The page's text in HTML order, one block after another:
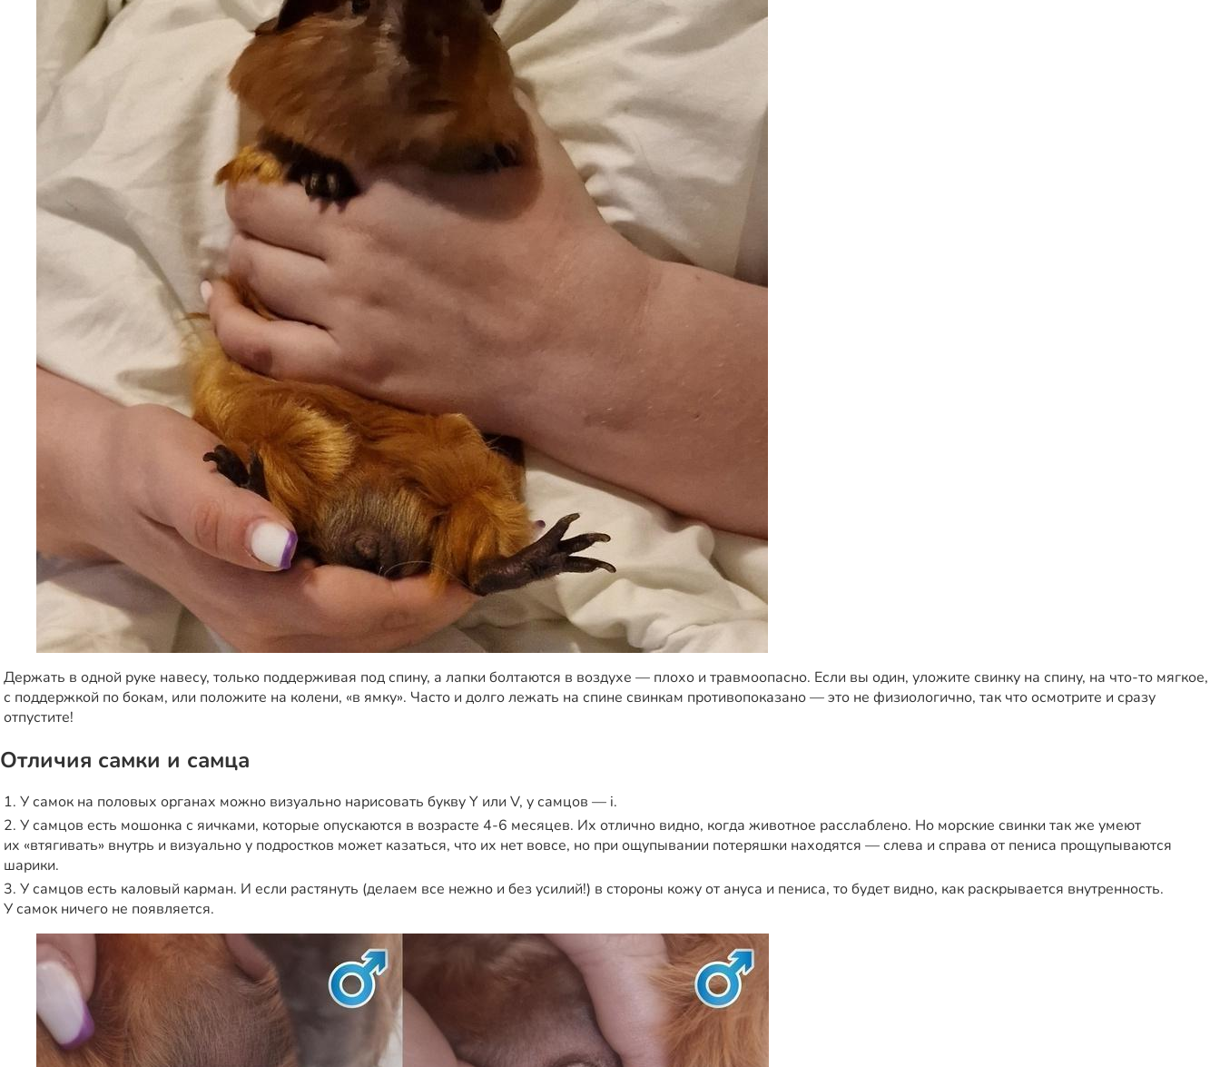
Держать в одной руке навесу, только поддерживая под спину, а лапки болтаются в воздухе — плохо и травмоопасно. Если вы один, уложите свинку на спину, на что-то мягкое,
с поддержкой по бокам, или положите на колени, «в ямку». Часто и долго лежать на спине свинкам противопоказано — это не физиологично, так что осмотрите и сразу
отпустите!
Отличия самки и самца
1. У самок на половых органах можно визуально нарисовать букву Y или V, у самцов — i.
2. У самцов есть мошонка с яичками, которые опускаются в возрасте 4-6 месяцев. Их отлично видно, когда животное расслаблено. Но морские свинки так же умеют
их «втягивать» внутрь и визуально у подростков может казаться, что их нет вовсе, но при ощупывании потеряшки находятся — слева и справа от пениса прощупываются
шарики.
3. У самцов есть каловый карман. И если растянуть (делаем все нежно и без усилий!) в стороны кожу от ануса и пениса, то будет видно, как раскрывается внутренность.
У самок ничего не появляется.